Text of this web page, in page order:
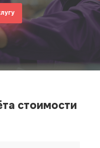
стоимости